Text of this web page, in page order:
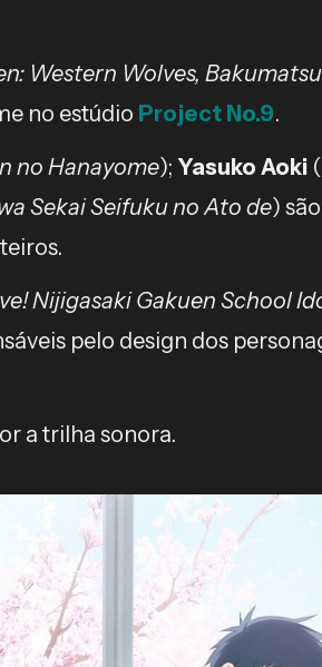
Western Wolves,
no estúdio Project No.9.
no Hanayome); Yasuko Aoki (
Sekai Seifuku no Ato de)
Nijigasaki Gakuen School
pelo design dos
a trilha sonora.